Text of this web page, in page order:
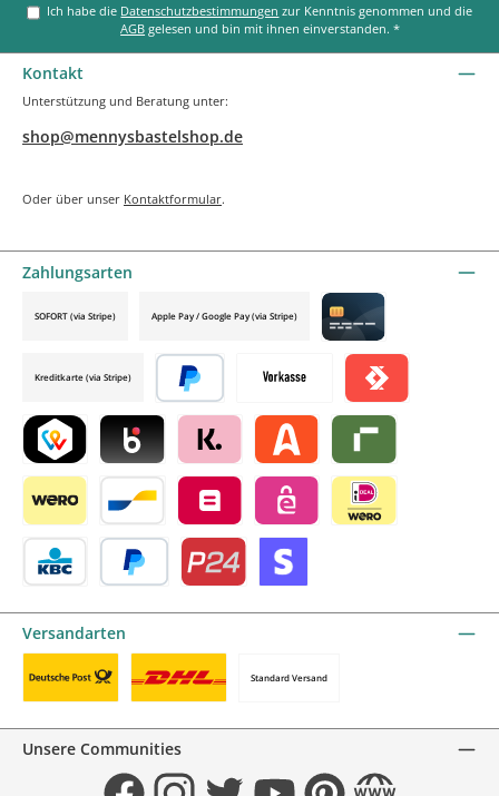
Ich habe die Datenschutzbestimmungen
AGB gelesen und bin mit ihnen einverstanden.*
Kontakt
Unterstützung und Beratung unter:
shop@mennysbastelshop.de
Oder über unser Kontaktformular.
Zahlungsarten
Vorkasse Satispay by mollie
TWINT by mollieBlik by mollieKlarna by mollieAlma by mollieRiverty by mollie
Wero Bancontact by mollie
Belfius by mollieeps by mollie
SOFORT (via Stripe) Apple Pay / Google Pay (via Stripe)
Credit card by mollie
Kreditkarte (via Stripe)
Später bezahlen
Versandarten
Standard Versand
Unsere Communities